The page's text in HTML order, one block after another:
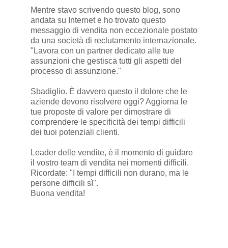
Mentre stavo scrivendo questo blog, sono
andata su Internet e ho trovato questo
messaggio di vendita non eccezionale postato
da una società di reclutamento internazionale.
"Lavora con un partner dedicato alle tue
assunzioni che gestisca tutti gli aspetti del
processo di assunzione."
Sbadiglio. È davvero questo il dolore che le
aziende devono risolvere oggi? Aggiorna le
tue proposte di valore per dimostrare di
comprendere le specificità dei tempi difficili
dei tuoi potenziali clienti.
Leader delle vendite, è il momento di guidare
il vostro team di vendita nei momenti difficili.
Ricordate: "I tempi difficili non durano, ma le
persone difficili sì".
Buona vendita!